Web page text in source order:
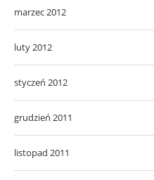
marzec 2012
luty 2012
styczeń 2012
grudzień 2011
listopad 2011